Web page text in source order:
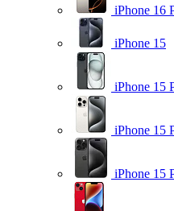
iPhone 16
iPhone 15
iPhone 15
iPhone 15
iPhone 15